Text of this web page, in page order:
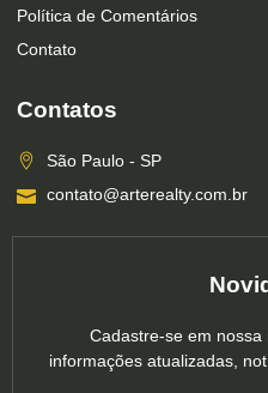
Política de Comentários
Contato
Contatos
São Paulo - SP
contato@arterealty.com.br
Cadastre-se em
informações atualizadas,